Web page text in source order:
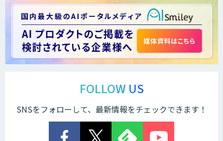
＜Dify活用＞AIエージェントDRIVE
する「TIMEWELL BASE」
WARP NEXT
FOLLOW US
SNSをフォローして、最新情報をチェックできます！